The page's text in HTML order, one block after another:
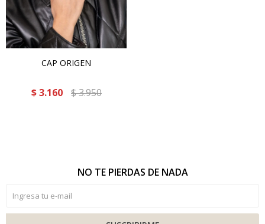
CAP ORIGEN
$ 3.160 $3.950
NO TE PIERDAS DE NADA